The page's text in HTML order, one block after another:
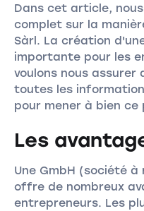
Dans cet article,
complet sur la
Sàrl. La création
importante pour les
voulons nous assurer
toutes les
pour mener à bien ce
Les
Une GmbH (société
offre de nombreux
entrepreneurs. Les